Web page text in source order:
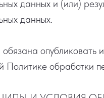
данных и (или)
данных.
опубликовать
Политике обработки